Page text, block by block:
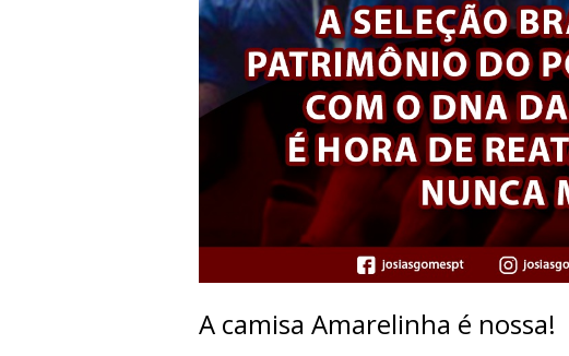
A camisa Amarelinha é nossa!